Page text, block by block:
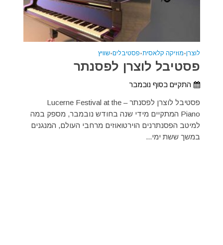
לוצרן•מוזיקה קלאסית•פסטיבלים•שוויץ
פסטיבל לוצרן לפסנתר
התקיים בסוף נובמבר
פסטיבל לוצרן לפסנתר – Lucerne Festival at the
Piano המתקיים מידי שנה בחודש נובמבר, מספק במה
למיטב הפסנתרנים הוירטואוזים מרחבי העולם, המנגנים
במשך ששת ימי...